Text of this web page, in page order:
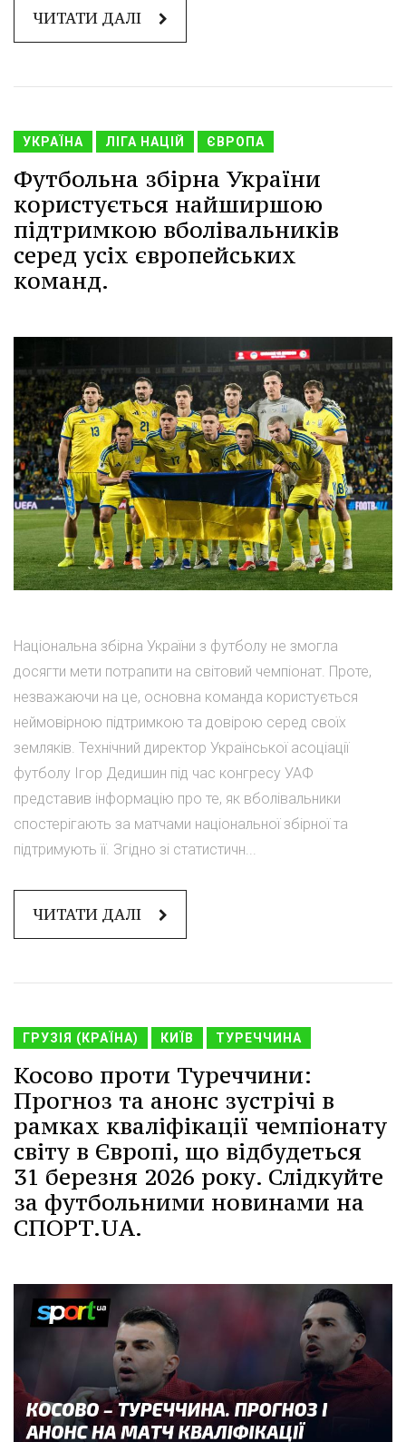
ЧИТАТИ ДАЛІ
УКРАЇНА ЛІГА НАЦІЙ ЄВРОПА
Футбольна збірна України
користується найширшою
підтримкою вболівальників
серед усіх європейських
команд.
Національна збірна України з футболу не змогла
досягти мети потрапити на світовий чемпіонат. Проте,
незважаючи на це, основна команда користується
неймовірною підтримкою та довірою серед своїх
земляків. Технічний директор Української асоціації
футболу Ігор Дедишин під час конгресу УАФ
представив інформацію про те, як вболівальники
спостерігають за матчами національної збірної та
підтримують її. Згідно зі статистичн...
ЧИТАТИ ДАЛІ
ГРУЗІЯ (КРАЇНА) КИЇВ ТУРЕЧЧИНА
Косово проти Туреччини:
Прогноз та анонс зустрічі в
рамках кваліфікації чемпіонату
світу в Європі, що відбудеться
31 березня 2026 року. Слідкуйте
за футбольними новинами на
СПОРТ.UA.